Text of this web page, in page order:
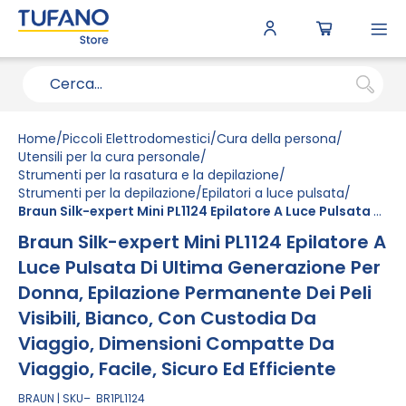
Home Piccoli Elettrodomestici Cura della persona
Utensili per la cura personale
Strumenti per la rasatura e la depilazione
Strumenti per la depilazione Epilatori a luce pulsata
Braun Silk-expert Mini PL1124 Epilatore A Luce Pulsata Di Ultima Generazione Per Donna, Epilazione Permanente Dei Peli Visibili, Bianco, Con Custodia Da Viaggio, Dimensioni Compatte Da Viaggio, Facile, Sicuro Ed Efficiente
Braun Silk-expert Mini PL1124 Epilatore A
Luce Pulsata Di Ultima Generazione Per
Donna, Epilazione Permanente Dei Peli
Visibili, Bianco, Con Custodia Da
Viaggio, Dimensioni Compatte Da
Viaggio, Facile, Sicuro Ed Efficiente
BRAUN SKU BR1PL1124